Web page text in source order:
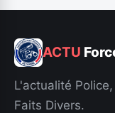
ACTU
L'actualité
Faits Divers.